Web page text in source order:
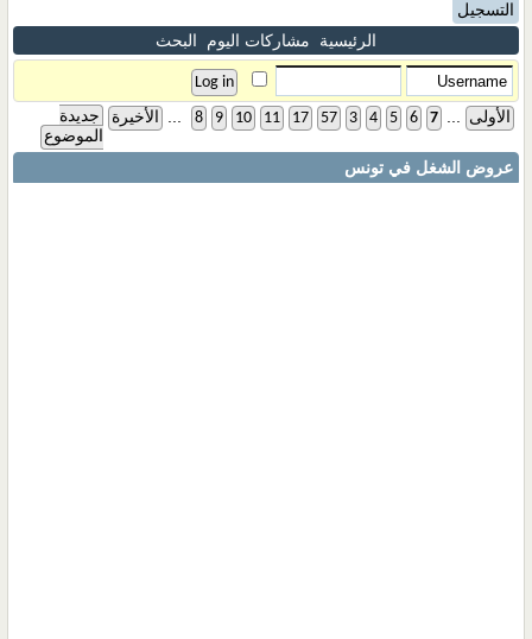
التسجيل
الرئيسية
مشاركات اليوم البحث
الأولى 3 4 5 6 7
8 9 10 11 17 57 الأخيرة
جديدة
الموضوع
عروض الشغل في تونس